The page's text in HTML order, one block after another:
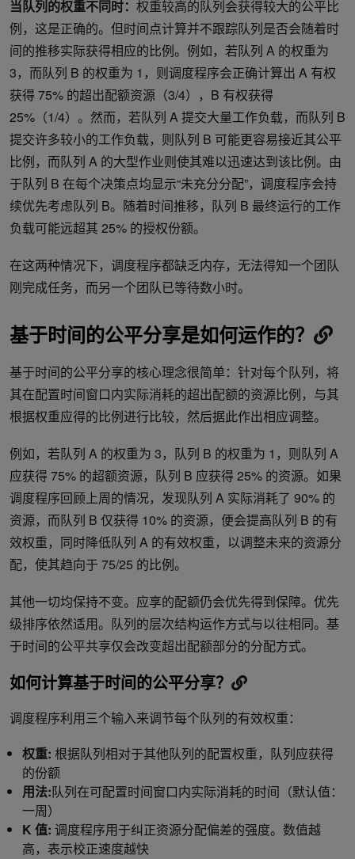
当队列的权重不同时： 权重较高的队列会获得较大的公平比
例，这是正确的。但时间点计算并不跟踪队列是否会随着时
间的推移实际获得相应的比例。例如，若队列 A 的权重为
3，而队列 B 的权重为 1，则调度程序会正确计算出 A 有权
获得 75% 的超出配额资源（3/4），B 有权获得
25%（1/4）。然而，若队列 A 提交大量工作负载，而队列 B
提交许多较小的工作负载，则队列 B 可能更容易接近其公平
比例，而队列 A 的大型作业则使其难以迅速达到该比例。由
于队列 B 在每个决策点均显示“未充分分配”，调度程序会持
续优先考虑队列 B。随着时间推移，队列 B 最终运行的工作
负载可能远超其 25% 的授权份额。
在这两种情况下，调度程序都缺乏内存，无法得知一个团队
刚完成任务，而另一个团队已等待数小时。
基于时间的公平分享是如何运作的？
基于时间的公平分享的核心理念很简单：针对每个队列，将
其在配置时间窗口内实际消耗的超出配额的资源比例，与其
根据权重应得的比例进行比较，然后据此作出相应调整。
例如，若队列 A 的权重为 3，队列 B 的权重为 1，则队列 A
应获得 75% 的超额资源，队列 B 应获得 25% 的资源。如果
调度程序回顾上周的情况，发现队列 A 实际消耗了 90% 的
资源，而队列 B 仅获得 10% 的资源，便会提高队列 B 的有
效权重，同时降低队列 A 的有效权重，以调整未来的资源分
配，使其趋向于 75/25 的比例。
其他一切均保持不变。应享的配额仍会优先得到保障。优先
级排序依然适用。队列的层次结构运作方式与以往相同。基
于时间的公平共享仅会改变超出配额部分的分配方式。
如何计算基于时间的公平分享？
调度程序利用三个输入来调节每个队列的有效权重：
权重: 根据队列相对于其他队列的配置权重，队列应获得
的份额
用法:队列在可配置时间窗口内实际消耗的时间（默认值：
一周）
K 值: 调度程序用于纠正资源分配偏差的强度。数值越
高，表示校正速度越快